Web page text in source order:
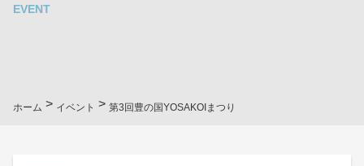
EVENT
ホーム > イベント > 第3回豊の国YOSAKOIまつり